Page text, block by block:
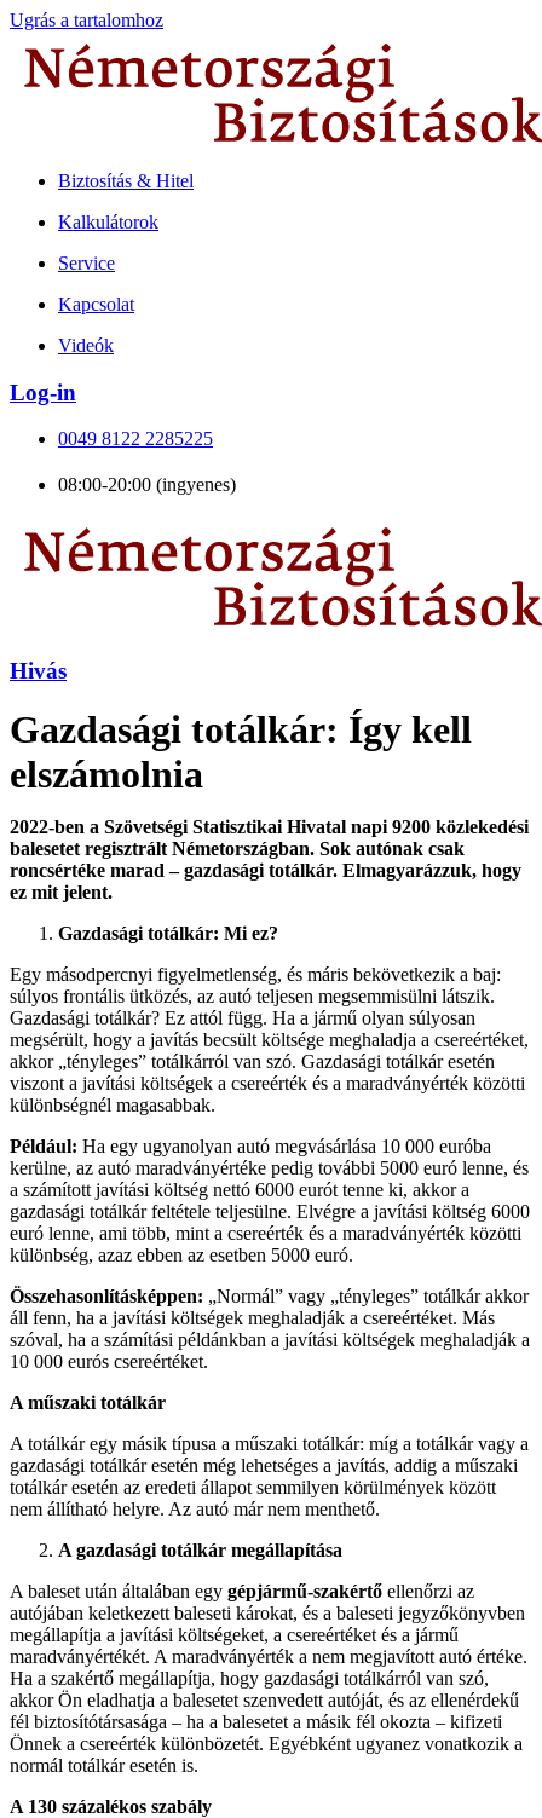
Ugrás a tartalomhoz
Biztosítás & Hitel
Kalkulátorok
Service
Kapcsolat
Videók
Log-in
0049 8122 2285225
08:00-20:00 (ingyenes)
Hivás
Gazdasági totálkár: Így kell
elszámolnia
2022-ben a Szövetségi Statisztikai Hivatal napi 9200 közlekedési
balesetet regisztrált Németországban. Sok autónak csak
roncsértéke marad – gazdasági totálkár. Elmagyarázzuk, hogy
ez mit jelent.
Gazdasági totálkár: Mi ez?
Egy másodpercnyi figyelmetlenség, és máris bekövetkezik a baj:
súlyos frontális ütközés, az autó teljesen megsemmisülni látszik.
Gazdasági totálkár? Ez attól függ. Ha a jármű olyan súlyosan
megsérült, hogy a javítás becsült költsége meghaladja a csereértéket,
akkor „tényleges” totálkárról van szó. Gazdasági totálkár esetén
viszont a javítási költségek a csereérték és a maradványérték közötti
különbségnél magasabbak.
Például: Ha egy ugyanolyan autó megvásárlása 10 000 euróba
kerülne, az autó maradványértéke pedig további 5000 euró lenne, és
a számított javítási költség nettó 6000 eurót tenne ki, akkor a
gazdasági totálkár feltétele teljesülne. Elvégre a javítási költség 6000
euró lenne, ami több, mint a csereérték és a maradványérték közötti
különbség, azaz ebben az esetben 5000 euró.
Összehasonlításképpen: „Normál” vagy „tényleges” totálkár akkor
áll fenn, ha a javítási költségek meghaladják a csereértéket. Más
szóval, ha a számítási példánkban a javítási költségek meghaladják a
10 000 eurós csereértéket.
A műszaki totálkár
A totálkár egy másik típusa a műszaki totálkár: míg a totálkár vagy a
gazdasági totálkár esetén még lehetséges a javítás, addig a műszaki
totálkár esetén az eredeti állapot semmilyen körülmények között
nem állítható helyre. Az autó már nem menthető.
A gazdasági totálkár megállapítása
A baleset után általában egy gépjármű-szakértő ellenőrzi az
autójában keletkezett baleseti károkat, és a baleseti jegyzőkönyvben
megállapítja a javítási költségeket, a csereértéket és a jármű
maradványértékét. A maradványérték a nem megjavított autó értéke.
Ha a szakértő megállapítja, hogy gazdasági totálkárról van szó,
akkor Ön eladhatja a balesetet szenvedett autóját, és az ellenérdekű
fél biztosítótársasága – ha a balesetet a másik fél okozta – kifizeti
Önnek a csereérték különbözetét. Egyébként ugyanez vonatkozik a
normál totálkár esetén is.
A 130 százalékos szabály